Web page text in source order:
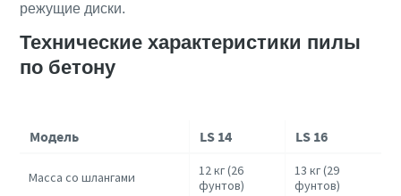
режущие диски.
Технические характеристики пилы
по бетону
Модель LS 14 LS 16
Масса со шлангами
12 кг (26
фунтов)
13 кг (29
фунтов)